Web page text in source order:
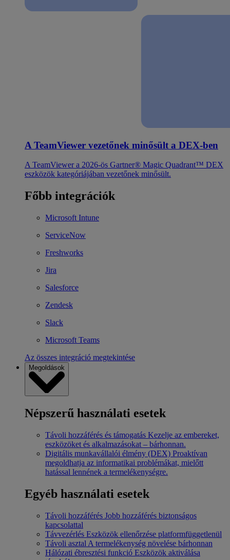
A TeamViewer vezetőnek minősült a DEX-ben
A TeamViewer a 2026-ös Gartner® Magic Quadrant™ DEX
eszközök kategóriájában vezetőnek minősült.
Főbb integrációk
Microsoft Intune
ServiceNow
Freshworks
Jira
Salesforce
Zendesk
Slack
Microsoft Teams
Az összes integráció megtekintése
Megoldások
Népszerű használati esetek
Távoli hozzáférés és támogatás Kezelje az embereket,
eszközöket és alkalmazásokat – bárhonnan.
Digitális munkavállalói élmény (DEX) Proaktívan
megoldhatja az informatikai problémákat, mielőtt
hatással lennének a termelékenységre.
Egyéb használati esetek
Távoli hozzáférés Jobb hozzáférés biztonságos
kapcsolattal
Távvezérlés Eszközök ellenőrzése platformfüggetlenül
Távoli asztal A termelékenység növelése bárhonnan
Hálózati ébresztési funkció Eszközök aktiválása